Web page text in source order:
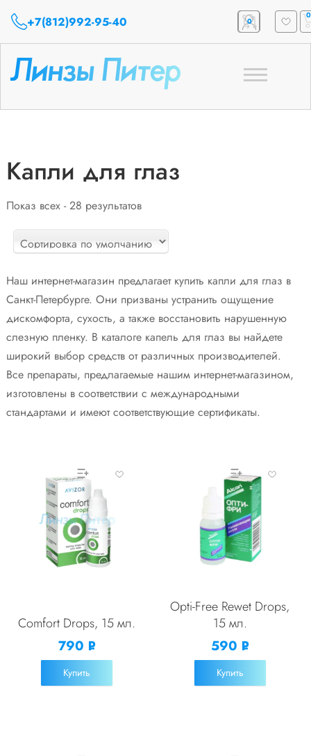
+7(812)992-95-40 0
0
Toggle
Капли для глаз
Показ всех - 28 результатов
Comfort Drops, 15 мл.
790 Р
УБ.
Купить
Opti-Free Rewet Drops,
15 мл.
590 Р
УБ.
Купить
Наш интернет-магазин предлагает купить капли для глаз в
Санкт-Петербурге. Они призваны устранить ощущение
дискомфорта, сухость, а также восстановить нарушенную
слезную пленку. В каталоге капель для глаз вы найдете
широкий выбор средств от различных производителей.
Все препараты, предлагаемые нашим интернет-магазином,
изготовлены в соответствии с международными
стандартами и имеют соответствующие сертификаты.